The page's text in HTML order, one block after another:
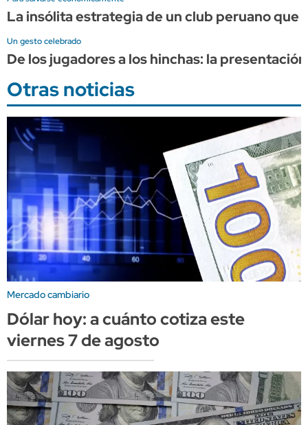
La insólita estrategia de un club peruano que
Un gesto celebrado
De los jugadores a los hinchas: la
Otras noticias
Mercado cambiario
Dólar hoy: a cuánto cotiza este
viernes 7 de agosto